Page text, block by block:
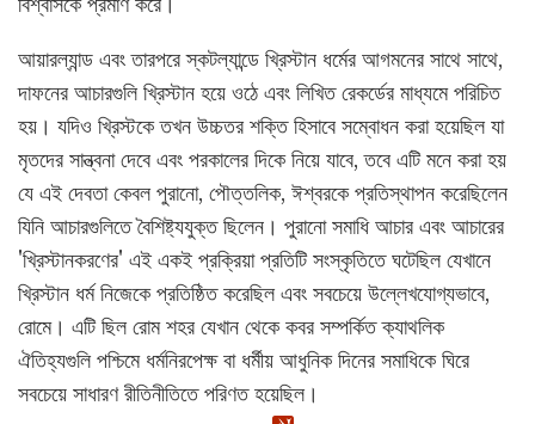
আয়ারল্যান্ড এবং তারপরে স্কটল্যান্ডে খ্রিস্টান ধর্মের আগমনের সাথে সাথে,
দাফনের আচারগুলি খ্রিস্টান হয়ে ওঠে এবং লিখিত রেকর্ডের মাধ্যমে পরিচিত
হয়। যদিও খ্রিস্টকে তখন উচ্চতর শক্তি হিসাবে সম্বোধন করা হয়েছিল যা
মৃতদের সান্ত্বনা দেবে এবং পরকালের দিকে নিয়ে যাবে, তবে এটি মনে করা হয়
যে এই দেবতা কেবল পুরানো, পৌত্তলিক, ঈশ্বরকে প্রতিস্থাপন করেছিলেন
যিনি আচারগুলিতে বৈশিষ্ট্যযুক্ত ছিলেন। পুরানো সমাধি আচার এবং আচারের
'খ্রিস্টানকরণের' এই একই প্রক্রিয়া প্রতিটি সংস্কৃতিতে ঘটেছিল যেখানে
খ্রিস্টান ধর্ম নিজেকে প্রতিষ্ঠিত করেছিল এবং সবচেয়ে উল্লেখযোগ্যভাবে,
রোমে। এটি ছিল রোম শহর যেখান থেকে কবর সম্পর্কিত ক্যাথলিক
ঐতিহ্যগুলি পশ্চিমে ধর্মনিরপেক্ষ বা ধর্মীয় আধুনিক দিনের সমাধিকে ঘিরে
সবচেয়ে সাধারণ রীতিনীতিতে পরিণত হয়েছিল।